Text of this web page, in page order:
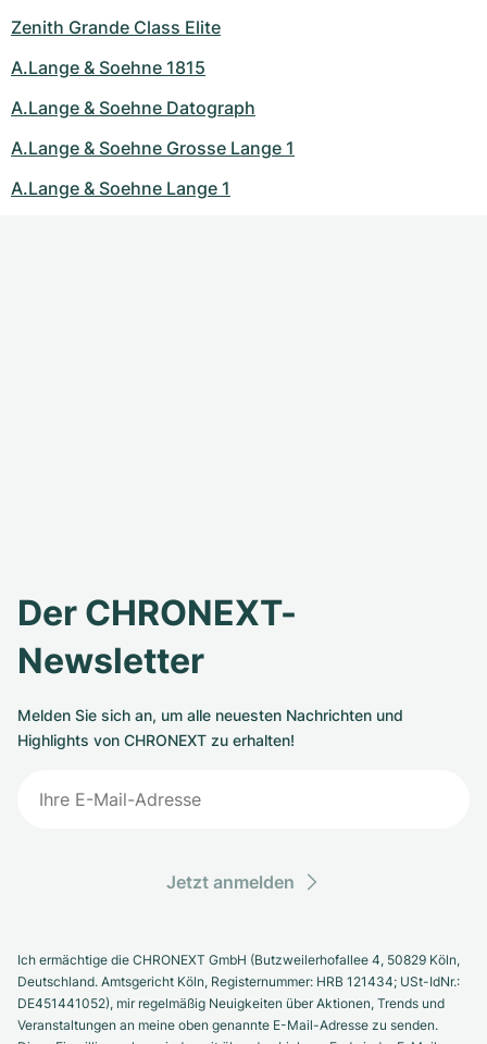
Zenith Grande Class Elite
A.Lange & Soehne 1815
A.Lange & Soehne Datograph
A.Lange & Soehne Grosse Lange 1
A.Lange & Soehne Lange 1
Der CHRONEXT-
Newsletter
Melden Sie sich an, um alle neuesten Nachrichten und
Highlights von CHRONEXT zu erhalten!
Jetzt anmelden
Ich ermächtige die CHRONEXT GmbH (Butzweilerhofallee 4, 50829 Köln,
Deutschland. Amtsgericht Köln, Registernummer: HRB 121434; USt-IdNr.:
DE451441052), mir regelmäßig Neuigkeiten über Aktionen, Trends und
Veranstaltungen an meine oben genannte E-Mail-Adresse zu senden.